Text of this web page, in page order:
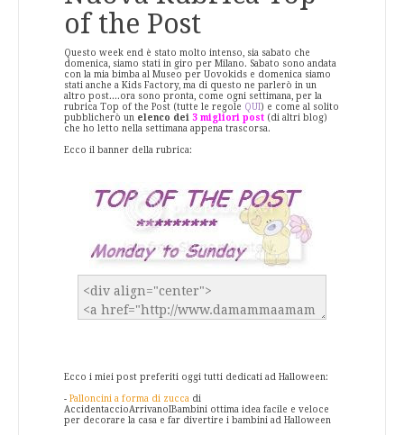
of the Post
Questo week end è stato molto intenso, sia sabato che
domenica, siamo stati in giro per Milano. Sabato sono andata
con la mia bimba al Museo per Uovokids e domenica siamo
stati anche a Kids Factory, ma di questo ne parlerò in un
altro post....ora sono pronta, come ogni settimana, per la
rubrica Top of the Post (tutte le regole QUI) e come al solito
pubblicherò un elenco dei 3 migliori post (di altri blog)
che ho letto nella settimana appena trascorsa.
Ecco il banner della rubrica:
Ecco i miei post preferiti oggi tutti dedicati ad Halloween:
- Palloncini a forma di zucca di
AccidentaccioArrivanoIBambini ottima idea facile e veloce
per decorare la casa e far divertire i bambini ad Halloween